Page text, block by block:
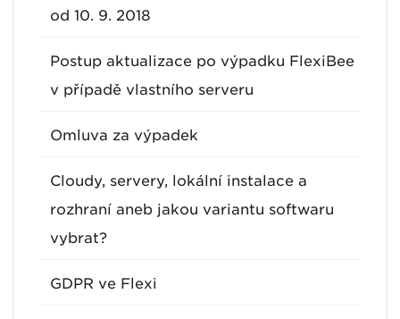
od 10. 9. 2018
Postup aktualizace po výpadku FlexiBee
v případě vlastního serveru
Omluva za výpadek
Cloudy, servery, lokální instalace a
rozhraní aneb jakou variantu softwaru
vybrat?
GDPR ve Flexi